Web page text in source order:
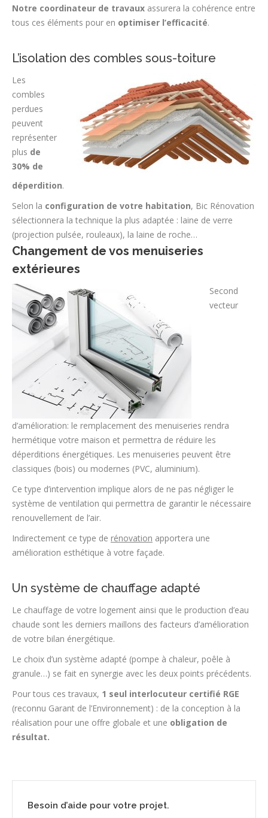
Notre coordinateur de travaux assurera la cohérence entre
tous ces éléments pour en optimiser l’efficacité.
L’isolation des combles sous-toiture
Les
combles
perdues
peuvent
représenter
plus de
30% de
déperdition.
Selon la configuration de votre habitation, Bic Rénovation
sélectionnera la technique la plus adaptée : laine de verre
(projection pulsée, rouleaux), la laine de roche…
Changement de vos menuiseries
extérieures
Second
vecteur
d’amélioration: le remplacement des menuiseries rendra
hermétique votre maison et permettra de réduire les
déperditions énergétiques. Les menuiseries peuvent être
classiques (bois) ou modernes (PVC, aluminium).
Ce type d’intervention implique alors de ne pas négliger le
système de ventilation qui permettra de garantir le nécessaire
renouvellement de l’air.
Indirectement ce type de rénovation apportera une
amélioration esthétique à votre façade.
Un système de chauffage adapté
Le chauffage de votre logement ainsi que le production d’eau
chaude sont les derniers maillons des facteurs d’amélioration
de votre bilan énergétique.
Le choix d’un système adapté (pompe à chaleur, poêle à
granule…) se fait en synergie avec les deux points précédents.
Pour tous ces travaux, 1 seul interlocuteur certifié RGE
(reconnu Garant de l’Environnement) : de la conception à la
réalisation pour une offre globale et une obligation de
résultat.
Besoin d’aide pour votre projet.